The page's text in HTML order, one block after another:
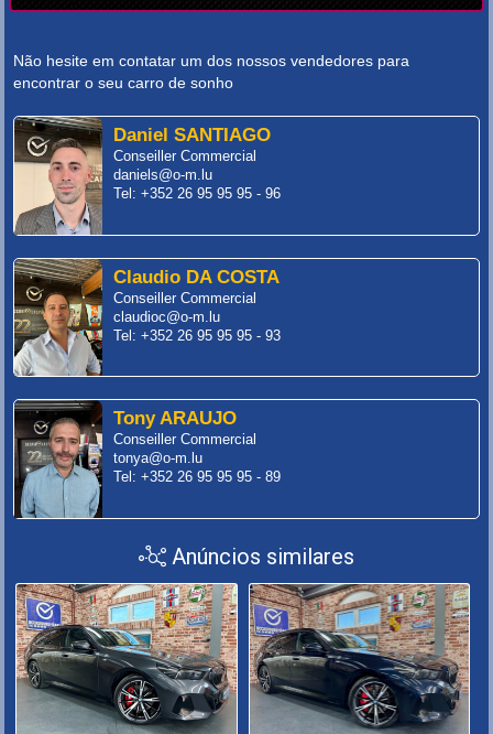
Não hesite em contatar um dos nossos vendedores para
encontrar o seu carro de sonho
Daniel SANTIAGO
Conseiller Commercial
daniels@o-m.lu
Tel: +352 26 95 95 95 - 96
Claudio DA COSTA
Conseiller Commercial
claudioc@o-m.lu
Tel: +352 26 95 95 95 - 93
Tony ARAUJO
Conseiller Commercial
tonya@o-m.lu
Tel: +352 26 95 95 95 - 89
Anúncios similares